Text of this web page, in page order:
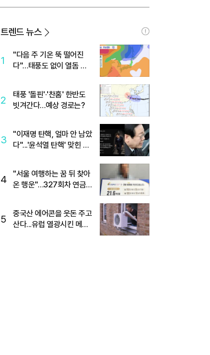
트
트
트렌드 뉴스
1
"다음 주 기온 뚝 떨어진
다"…태풍도 없이 열돔 박
2
태풍 '돌핀'·'찬홈' 한반도
빗겨간다…예상 경로는?
3
"이재명 탄핵, 얼마 안 남았
다"...'윤석열 탄핵' 맞힌 무
4
"서울 여행하는 꿈 뒤 찾아
온 행운"…327회차 연금
5
중국산 에어콘을 웃돈 주고
산다...유럽 열광시킨 메이